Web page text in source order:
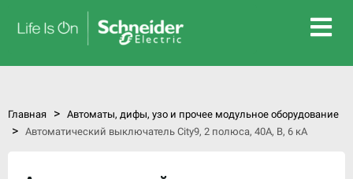
Главная > Автоматы, дифы, узо и прочее модульное оборудование
> Автоматический выключатель City9, 2 полюса, 40А, B, 6 кА